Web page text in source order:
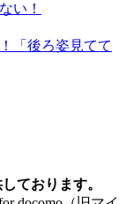
い！
「後ろ姿見てて
ております。